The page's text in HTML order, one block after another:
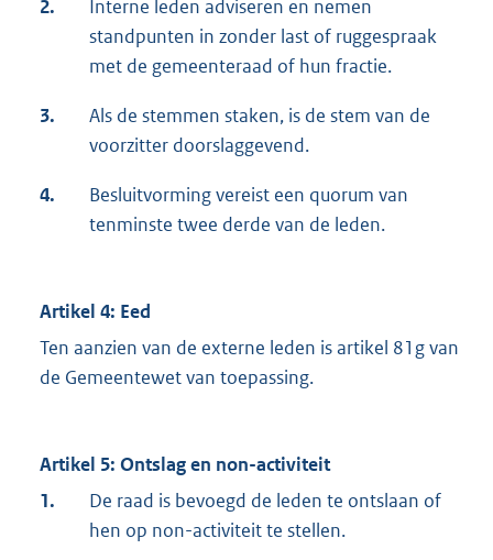
2.
Interne leden adviseren en nemen
standpunten in zonder last of ruggespraak
met de gemeenteraad of hun fractie.
3.
Als de stemmen staken, is de stem van de
voorzitter doorslaggevend.
4.
Besluitvorming vereist een quorum van
tenminste twee derde van de leden.
Artikel 4: Eed
Ten aanzien van de externe leden is artikel 81g van
de Gemeentewet van toepassing.
Artikel 5: Ontslag en non-activiteit
1.
De raad is bevoegd de leden te ontslaan of
hen op non-activiteit te stellen.